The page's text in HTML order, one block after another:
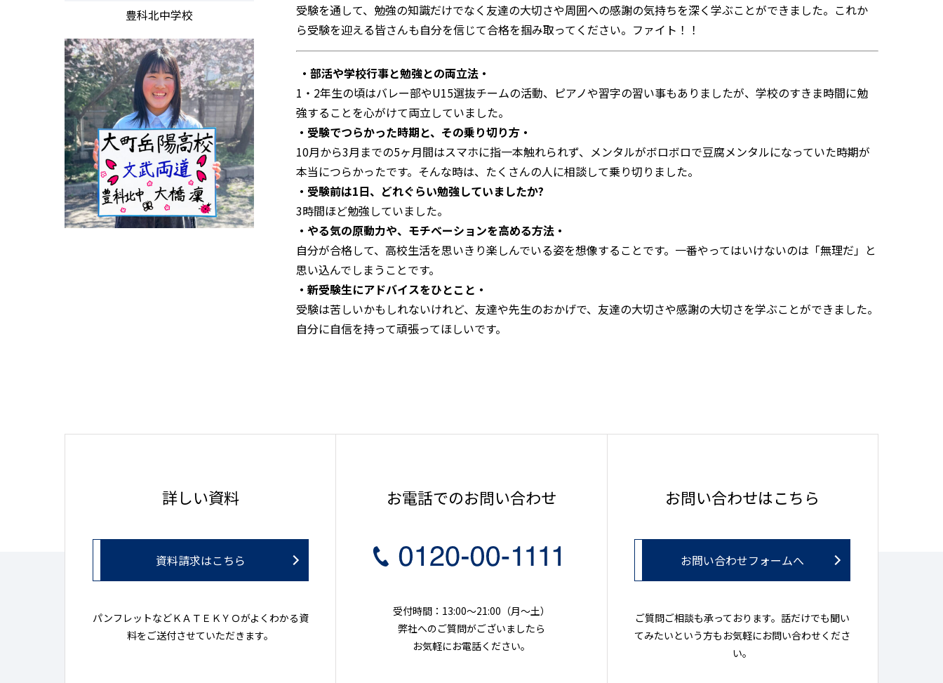
豊科北中学校
受験を通して、勉強の知識だけでなく友達の大切さや周囲への感謝の気持ちを深く学ぶことができました。これか
ら受験を迎える皆さんも自分を信じて合格を掴み取ってください。ファイト！！
・部活や学校行事と勉強との両立法・
1・2年生の頃はバレー部やU15選抜チームの活動、ピアノや習字の習い事もありましたが、学校のすきま時間に勉
強することを心がけて両立していました。
・受験でつらかった時期と、その乗り切り方・
10月から3月までの5ヶ月間はスマホに指一本触れられず、メンタルがボロボロで豆腐メンタルになっていた時期が
本当につらかったです。そんな時は、たくさんの人に相談して乗り切りました。
・受験前は1日、どれぐらい勉強していましたか?
3時間ほど勉強していました。
・やる気の原動力や、モチベーションを高める方法・
自分が合格して、高校生活を思いきり楽しんでいる姿を想像することです。一番やってはいけないのは「無理だ」と
思い込んでしまうことです。
・新受験生にアドバイスをひとこと・
受験は苦しいかもしれないけれど、友達や先生のおかげで、友達の大切さや感謝の大切さを学ぶことができました。
自分に自信を持って頑張ってほしいです。
詳しい資料
資料請求はこちら
パンフレットなどＫＡＴＥＫＹＯがよくわかる資
料をご送付させていただきます。
お電話でのお問い合わせ
受付時間：13:00～21:00（月〜土）
弊社へのご質問がございましたら
お気軽にお電話ください。
お問い合わせはこちら
お問い合わせフォームへ
ご質問ご相談も承っております。話だけでも聞い
てみたいという方もお気軽にお問い合わせくださ
い。